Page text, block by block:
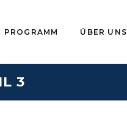
PROGRAMM ÜBER UNS
3